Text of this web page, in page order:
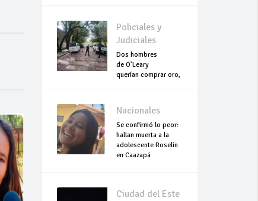
Policiales y
Judiciales
Dos hombres
de O’Leary
querían comprar oro,
Nacionales
Se confirmó lo peor:
hallan muerta a la
adolescente Roselín
en Caazapá
Ciudad del Este